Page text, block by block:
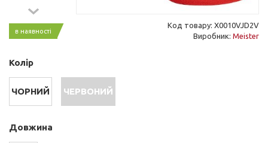
в наявності
Код товару: X0010VJD2V
Виробник: Meister
Колір
ЧОРНИЙ ЧЕРВОНИЙ
Довжина